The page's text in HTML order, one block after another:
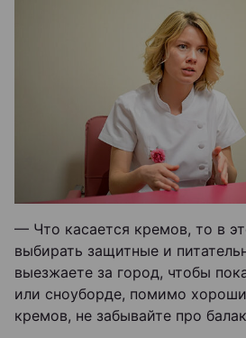
— Что касается кремов, то в
выбирать защитные и
выезжаете за город, чтобы
или сноуборде, помимо
кремов, не забывайте про